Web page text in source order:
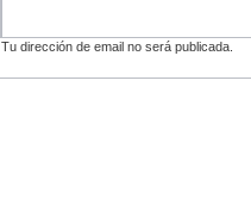
Tu dirección de email no será publicada.